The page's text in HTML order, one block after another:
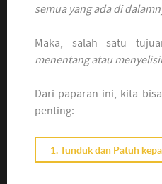
semua yang ada di
Maka, salah satu
menentang atau
Dari paparan ini, kita
penting:
1. Tunduk dan Patuh